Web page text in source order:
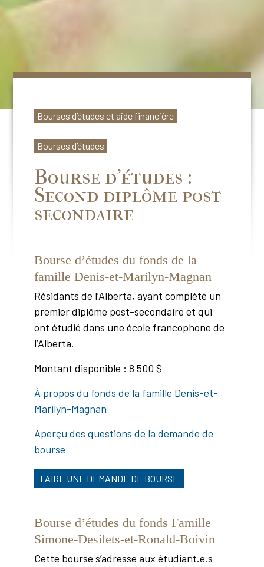
Bourses d’études et aide financière
Bourses d’études
Bourse d’études :
Second diplôme post-
secondaire
Bourse d’études du fonds de la
famille Denis-et-Marilyn-Magnan
Résidants de l’Alberta, ayant complété un
premier diplôme post-secondaire et qui
ont étudié dans une école francophone de
l’Alberta.
Montant disponible : 8 500 $
À propos du fonds de la famille Denis-et-
Marilyn-Magnan
Aperçu des questions de la demande de
bourse
FAIRE UNE DEMANDE DE BOURSE
Bourse d’études du fonds Famille
Simone-Desilets-et-Ronald-Boivin
Cette bourse s’adresse aux étudiant.e.s